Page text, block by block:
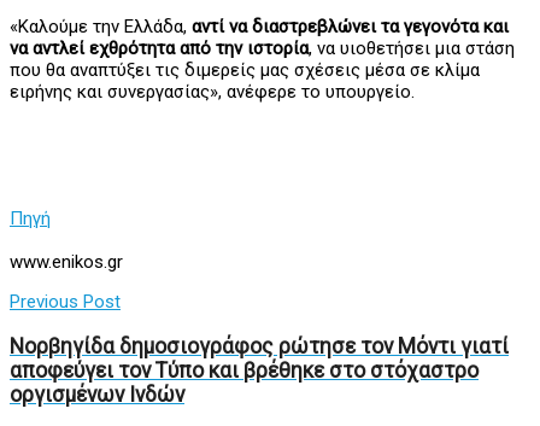
«Καλούμε την Ελλάδα, αντί να διαστρεβλώνει τα γεγονότα και
να αντλεί εχθρότητα από την ιστορία, να υιοθετήσει μια στάση
που θα αναπτύξει τις διμερείς μας σχέσεις μέσα σε κλίμα
ειρήνης και συνεργασίας», ανέφερε το υπουργείο.
Πηγή
www.enikos.gr
Previous Post
Νορβηγίδα δημοσιογράφος ρώτησε τον Μόντι γιατί
αποφεύγει τον Τύπο και βρέθηκε στο στόχαστρο
οργισμένων Ινδών